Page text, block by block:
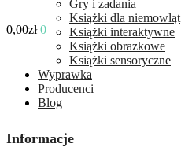
0,00zł 0
Gry i zadania
Książki dla niemowląt
Książki interaktywne
Książki obrazkowe
Książki sensoryczne
Wyprawka
Producenci
Blog
Informacje